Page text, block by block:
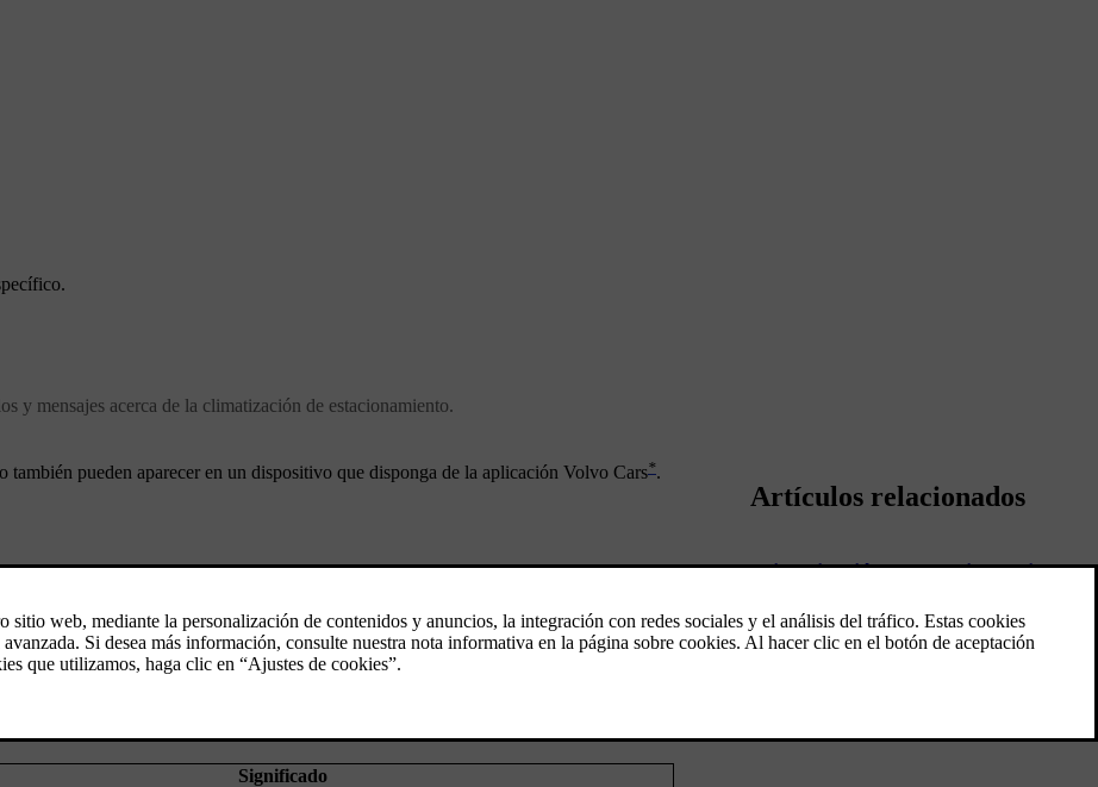
y mensajes acerca de la climatización de estacionamiento.
también pueden aparecer en un dispositivo que disponga de la aplicación Volvo Cars*.
símbolo en la pantalla del conductor
Significado
Artículos relacionados
Climatización de estacionamiento
Climatización de estacionamiento es un
nombre que agrupa distintas funciones que